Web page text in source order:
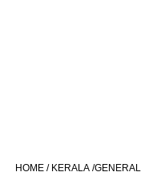
CINEMA
HOME / KERALA /GENERAL